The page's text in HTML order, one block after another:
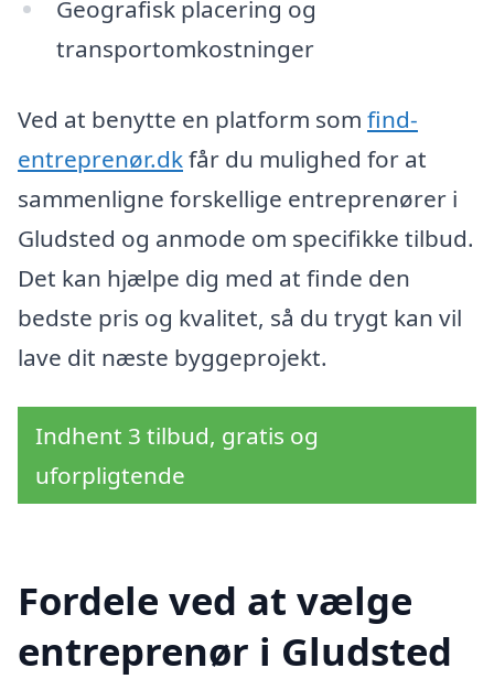
Geografisk placering og
transportomkostninger
Ved at benytte en platform som find-
entreprenør.dkfår du mulighed for at
sammenligne forskellige entreprenører i
Gludsted og anmode om specifikke tilbud.
Det kan hjælpe dig med at finde den
bedste pris og kvalitet, så du trygt kan vil
lave dit næste byggeprojekt.
Indhent 3 tilbud, gratis og
uforpligtende
Fordele ved at vælge
entreprenør i Gludsted